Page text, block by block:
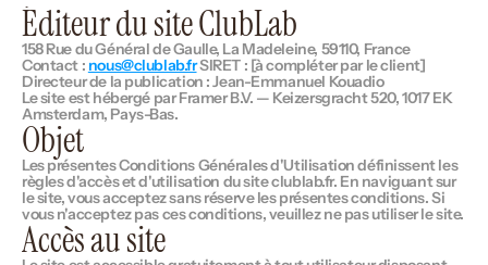
Éditeur du site ClubLab
158 Rue du Général de Gaulle, La Madeleine, 59110, France
Contact : nous@clublab.fr SIRET : [à compléter par le client]
Directeur de la publication : Jean-Emmanuel Kouadio
Le site est hébergé par Framer B.V. — Keizersgracht 520, 1017 EK
Amsterdam, Pays-Bas.
Objet
Les présentes Conditions Générales d'Utilisation définissent les
règles d'accès et d'utilisation du site clublab.fr. En naviguant sur
le site, vous acceptez sans réserve les présentes conditions. Si
vous n'acceptez pas ces conditions, veuillez ne pas utiliser le site.
Accès au site